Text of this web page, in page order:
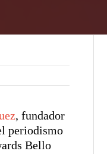
, fundador
periodismo
Bello